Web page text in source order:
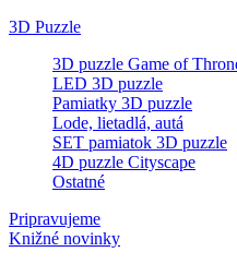
3D Puzzle
3D puzzle Game of
LED 3D puzzle
Pamiatky 3D puzzle
Lode, lietadlá, autá
SET pamiatok 3D puzzle
4D puzzle Cityscape
Ostatné
Pripravujeme
Knižné novinky